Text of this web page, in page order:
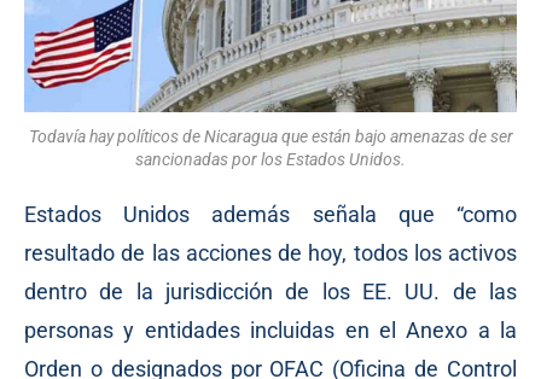
Todavía hay políticos de Nicaragua que están bajo amenazas de ser
sancionadas por los Estados Unidos.
Estados Unidos además señala que “como
resultado de las acciones de hoy, todos los activos
dentro de la jurisdicción de los EE. UU. de las
personas y entidades incluidas en el Anexo a la
Orden o designados por OFAC (Oficina de Control